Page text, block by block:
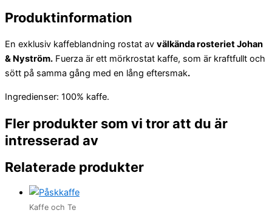
Produktinformation
En exklusiv kaffeblandning rostat av välkända rosteriet Johan
& Nyström. Fuerza är ett mörkrostat kaffe, som är kraftfullt och
sött på samma gång med en lång eftersmak.
Ingredienser: 100% kaffe.
Fler produkter som vi tror att du är
intresserad av
Relaterade produkter
Kaffe och Te